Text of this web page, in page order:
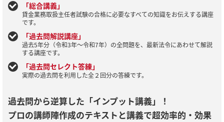
「総合講義」
貸金業務取扱主任者試験の合格に必要なすべての知識をお伝えする講座
です。
「過去問解説講座」
過去5年分（令和3年～令和7年）の全問題を、最新法令にあわせて解説
する講座です。
「過去問セレクト答練」
実際の過去問を利用した全２回分の答練です。
過去問から逆算した「インプット講義」！
プロの講師陣作成のテキストと講義で超効率的・効果